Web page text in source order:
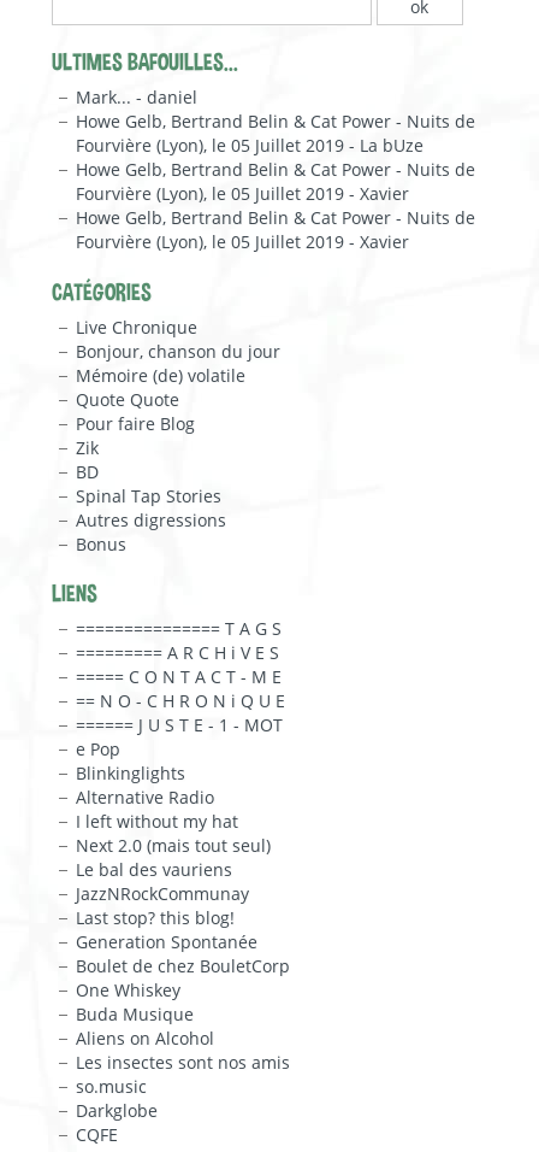
ULTIMES BAFOUILLES...
Mark... - daniel
Howe Gelb, Bertrand Belin & Cat Power - Nuits de
Fourvière (Lyon), le 05 Juillet 2019 - La bUze
Howe Gelb, Bertrand Belin & Cat Power - Nuits de
Fourvière (Lyon), le 05 Juillet 2019 - Xavier
Howe Gelb, Bertrand Belin & Cat Power - Nuits de
Fourvière (Lyon), le 05 Juillet 2019 - Xavier
CATÉGORIES
Live Chronique
Bonjour, chanson du jour
Mémoire (de) volatile
Quote Quote
Pour faire Blog
Zik
BD
Spinal Tap Stories
Autres digressions
Bonus
LIENS
=============== T A G S
========= A R C H i V E S
===== C O N T A C T - M E
== N O - C H R O N i Q U E
====== J U S T E - 1 - MOT
e Pop
Blinkinglights
Alternative Radio
I left without my hat
Next 2.0 (mais tout seul)
Le bal des vauriens
JazzNRockCommunay
Last stop? this blog!
Generation Spontanée
Boulet de chez BouletCorp
One Whiskey
Buda Musique
Aliens on Alcohol
Les insectes sont nos amis
so.music
Darkglobe
CQFE